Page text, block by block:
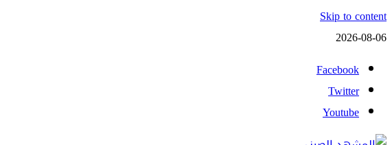
Skip to content
2026-08-06
Facebook
Twitter
Youtube